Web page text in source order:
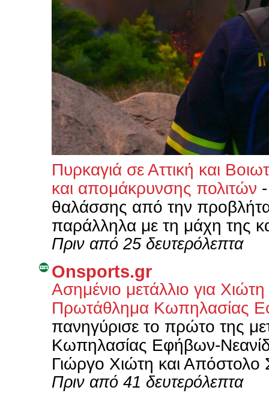
Πυρκαγιά σε Αττική και
και απομάκρυνσης πολιτών
θαλάσσης από την προβλήτα
παράλληλα με τη μάχη της
Πριν από 25 δευτερόλεπτα
Onsports.gr
Ασημένιο μετάλλιο για
Πρωτάθλημα Κωπηλασίας
πανηγύρισε το πρώτο της
Κωπηλασίας Εφήβων-
Γιώργο Χιώτη και
Πριν από 41 δευτερόλεπτα